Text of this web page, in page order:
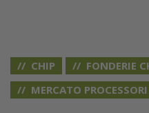
CHIP
FONDERIE
MERCATO PROCESSORI